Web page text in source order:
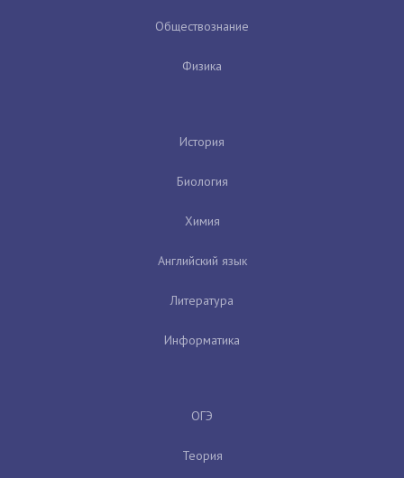
Обществознание
Физика
История
Биология
Химия
Английский язык
Литература
Информатика
ОГЭ
Теория